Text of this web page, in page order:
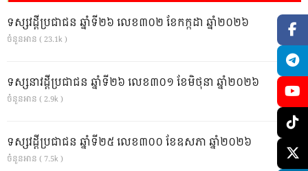
ទស្សវដ្តីប្រជាជន ឆ្នាំទី២៦ លេខ៣០២ ខែកក្កដា ឆ្នាំ២០២៦
ចំនួនអាន ( 23.1k )
ទស្សនាវដ្ដីប្រជាជន ឆ្នាំទី២៦ លេខ៣០១ ខែមិថុនា ឆ្នាំ២០២៦
ចំនួនអាន ( 2.9k )
ទស្សវដ្តីប្រជាជន ឆ្នាំទី២៥ លេខ៣០០ ខែឧសភា ឆ្នាំ២០២៦
ចំនួនអាន ( 7.5k )